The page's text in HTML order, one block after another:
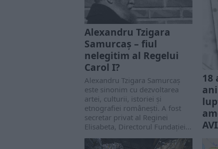
primit în patria sa” (Luca 4, 24).
Parafrazând cuvintele
evanghelistului, îndrăznim să...
„la
Alexandru Tzigara
Samurcaș – fiul
nelegitim al Regelui
Carol I?
Alexandru Tzigara Samurcaș
este sinonim cu dezvoltarea
artei, culturii, istoriei și
etnografiei românești. A fost
secretar privat al Reginei
Elisabeta, Directorul Fundației...
18